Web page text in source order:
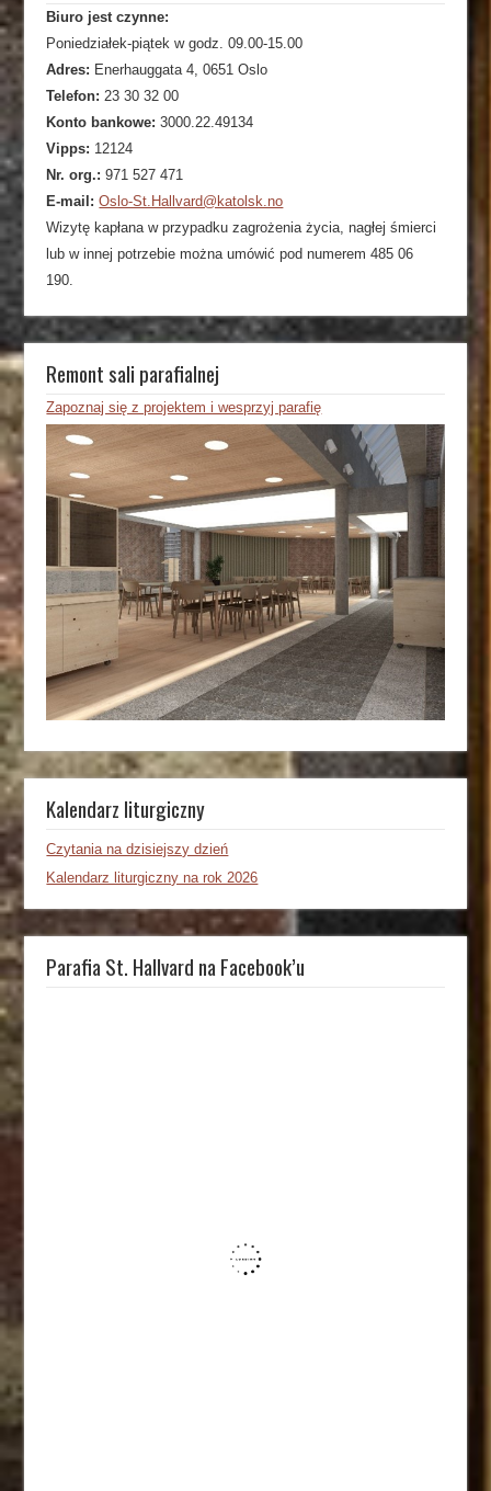
Biuro jest czynne:
Poniedziałek-piątek w godz. 09.00-15.00
Adres: Enerhauggata 4, 0651 Oslo
Telefon: 23 30 32 00
Konto bankowe: 3000.22.49134
Vipps: 12124
Nr. org.: 971 527 471
E-mail: Oslo-St.Hallvard@katolsk.no
Wizytę kapłana w przypadku zagrożenia życia, nagłej śmierci
lub w innej potrzebie można umówić pod numerem 485 06
190.
Remont sali parafialnej
Zapoznaj się z projektem i wesprzyj parafię
Kalendarz liturgiczny
Czytania na dzisiejszy dzień
Kalendarz liturgiczny na rok 2026
Parafia St. Hallvard na Facebook’u